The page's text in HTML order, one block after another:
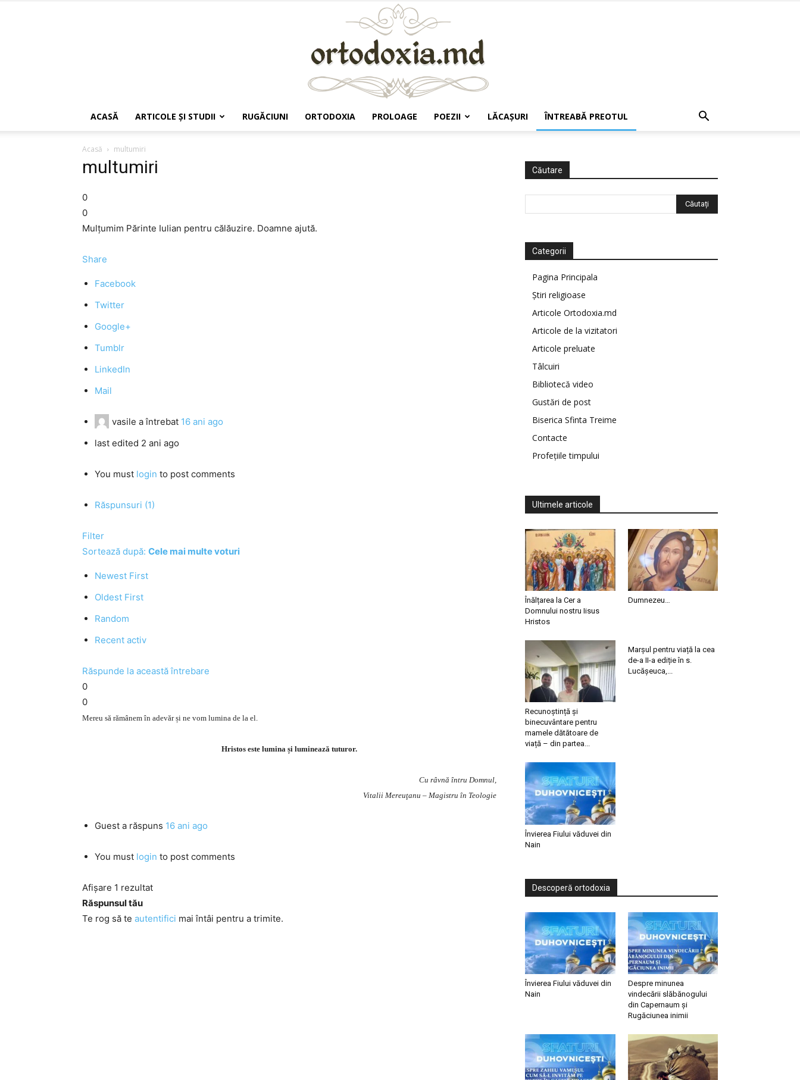
ACASĂ ARTICOLE ŞI STUDII RUGĂCIUNI ORTODOXIA PROLOAGE POEZII LĂCAŞURI ÎNTREABĂ PREOTUL
Acasă multumiri
multumiri
0
0
Mulțumim Părinte Iulian pentru călăuzire. Doamne ajută.
Share
Facebook
Twitter
Google+
Tumblr
LinkedIn
Mail
vasile a întrebat 16 ani ago
last edited 2 ani ago
You must login to post comments
Răspunsuri (1)
Filter
Sortează după: Cele mai multe voturi
Newest First
Oldest First
Random
Recent activ
Răspunde la această întrebare
0
0
Mereu să rămânem în adevăr și ne vom lumina de la el.
Hristos este lumina și luminează tuturor.
Cu râvnă întru Domnul,
Vitalii Mereuţanu – Magistru în Teologie
Guest a răspuns 16 ani ago
You must login to post comments
Afișare 1 rezultat
Răspunsul tău
Te rog să te autentifici mai întâi pentru a trimite.
Căutare
Categorii
Pagina Principala
Știri religioase
Articole Ortodoxia.md
Articole de la vizitatori
Articole preluate
Tâlcuiri
Bibliotecă video
Gustări de post
Biserica Sfinta Treime
Contacte
Profețiile timpului
Ultimele articole
Înălțarea la Cer a
Domnului nostru Iisus
Hristos
Dumnezeu…
Recunoștință și
binecuvântare pentru
mamele dătătoare de
viață – din partea...
Marșul pentru viață la cea
de-a II-a ediție în s.
Lucășeuca,...
Învierea Fiului văduvei din
Nain
Descoperă ortodoxia
Învierea Fiului văduvei din
Nain
Despre minunea
vindecării slăbănogului
din Capernaum și
Rugăciunea inimii